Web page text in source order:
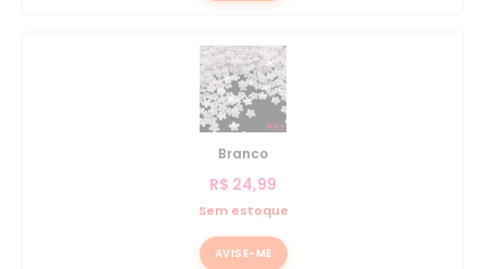
Branco
R$ 24,99
Sem estoque
AVISE-ME